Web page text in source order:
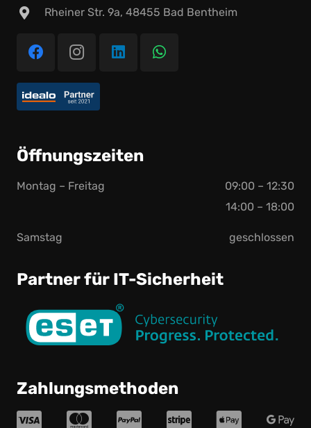
Rheiner Str. 9a, 48455 Bad Bentheim
Öffnungszeiten
Montag – Freitag
09:00 – 12:30
14:00 – 18:00
Samstag geschlossen
Partner für IT-Sicherheit
Zahlungsmethoden